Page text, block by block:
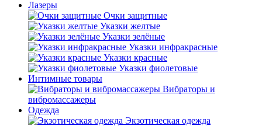
Лазеры
Очки защитные
Указки желтые
Указки зелёные
Указки инфракрасные
Указки красные
Указки фиолетовые
Интимные товары
Вибраторы и
вибромассажеры
Одежда
Экзотическая одежда